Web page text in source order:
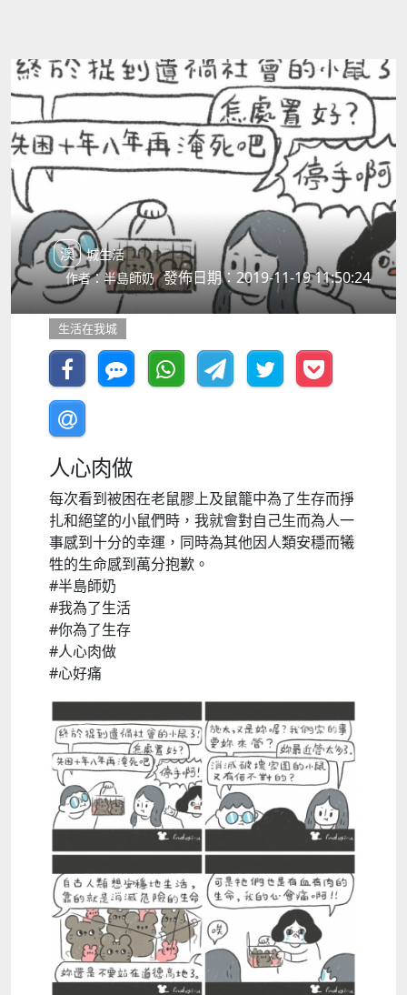
澳城生活
作者：半島師奶 發佈日期：2019-11-19 11:50:24
生活在我城
人心肉做
每次看到被困在老鼠膠上及鼠籠中為了生存而掙
扎和絕望的小鼠們時，我就會對自己生而為人一
事感到十分的幸運，同時為其他因人類安穩而犧
牲的生命感到萬分抱歉。
#半島師奶
#我為了生活
#你為了生存
#人心肉做
#心好痛